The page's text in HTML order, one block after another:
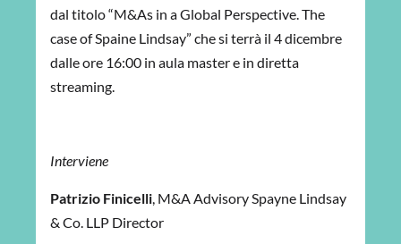
dal titolo “M&As in a Global Perspective. The
case of Spaine Lindsay” che si terrà il 4 dicembre
dalle ore 16:00 in aula master e in diretta
streaming.
Interviene
Patrizio Finicelli , M&A Advisory Spayne Lindsay
& Co. LLP Director